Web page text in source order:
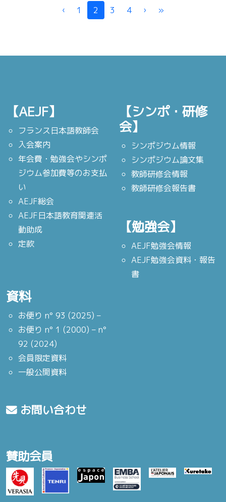
Page navigation‹ 1 2 3 4 › »
【AEJF】
フランス日本語教師会
入会案内
年会費・勉強会やシンポ
ジウム参加費等のお支払
い
AEJF総会
AEJF日本語教育関連活
動助成
定款
【シンポ・研修
会】
シンポジウム情報
シンポジウム論文集
教師研修会情報
教師研修会報告書
【勉強会】
AEJF勉強会情報
AEJF勉強会資料・報告
書
資料
お便り n° 93 (2025) –
お便り n° 1 (2000) – n°
92 (2024)
会員限定資料
一般公開資料
お問い合わせ
賛助会員